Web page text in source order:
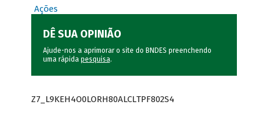
Ações
DÊ SUA OPINIÃO
Ajude-nos a aprimorar o site do BNDES preenchendo
uma rápida pesquisa.
Z7_L9KEH4O0LORH80ALCLTPF802S4